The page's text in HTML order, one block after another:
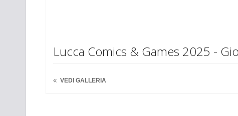
Lucca Comics & Games 2025 -
VEDI GALLERIA